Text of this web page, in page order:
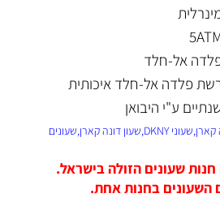
אל-חלד
פלדה אל-חלד איכותית
ע"י היבואן
שעונים - שעוני יד,שעון יד דונה קארן,שעוני DKNY,שעון דונה קארן,שעונים
שעונים הזולה בישראל.
השעונים בחנות אחת.